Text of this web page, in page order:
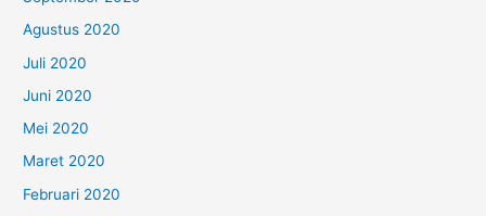
Agustus 2020
Juli 2020
Juni 2020
Mei 2020
Maret 2020
Februari 2020